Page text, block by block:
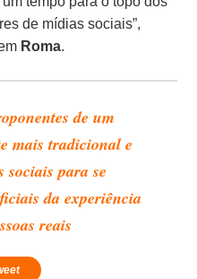
de mídias sociais”,
Roma.
de um
mais tradicional e
sociais para se
da experiência
reais